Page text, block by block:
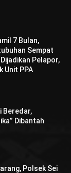
7 Bulan,
Sempat
Pelapor,
Unit PPA
Beredar,
Dibantah
Polsek Sei